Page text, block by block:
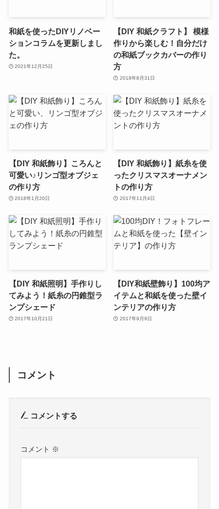
和紙を使ったDIYリノベー
ションコラムを更新しまし
た。
2021年12月25日
【DIY 和紙クラフト】 模様
作りから楽しむ！自分だけ
の和紙ブックカバーの作り
方
2018年8月31日
【DIY 和紙飾り】ころんと
可愛い♪リンゴ型オブジェ
の作り方
2018年1月20日
【DIY 和紙飾り】紙糸を使
ったクリスマスオーナメン
トの作り方
2017年11月4日
【DIY 和紙照明】手作りし
てみよう！紙糸の円錐型ラ
ンプシェード
2017年10月21日
【DIY和紙壁飾り】100均ア
イテムと和紙を使った壁イ
ンテリアの作り方
2017年9月9日
コメント
コメントする
コメント ※